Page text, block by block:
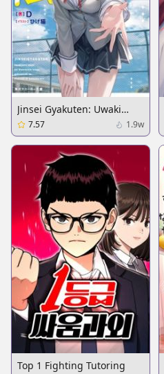
Jinsei Gyakuten: Uwaki
sare, Enzai wo Kiserareta
Ore ga, Gakuen Ichi no
Bishoujo ni Natsukareru
7.57 1.9w
Top 1 Fighting Tutoring